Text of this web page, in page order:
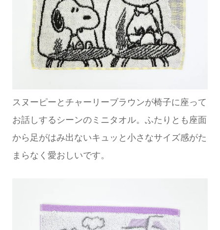
スヌーピーとチャーリーブラウンが椅子に座って
お話しするシーンのミニタオル。ふたりとも座面
から足がはみ出ないキュッと小さなサイズ感がた
まらなく愛おしいです。